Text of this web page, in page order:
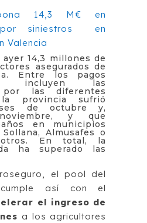
14,3 millones de
asegurados de
Entre los pagos
incluyen las
por las diferentes
provincia sufrió
de octubre y,
y que
en municipios
Almusafes o
En total, la
ha superado las
el pool del
así con el
el ingreso de
a los agricultores